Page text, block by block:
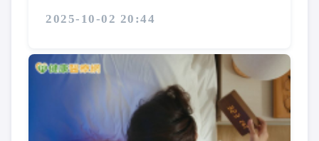
2025-10-02 20:44